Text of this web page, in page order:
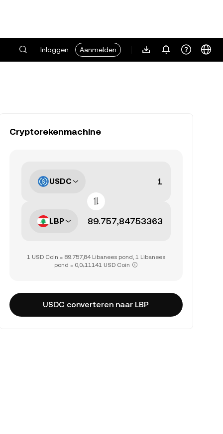
Inloggen Aanmelden
Cryptorekenmachine
USDC
LBP
1 USD Coin = 89.757,84 Libanees pond, 1 Libanees
pond = 0,0₄11141 USD Coin
USDC converteren naar LBP